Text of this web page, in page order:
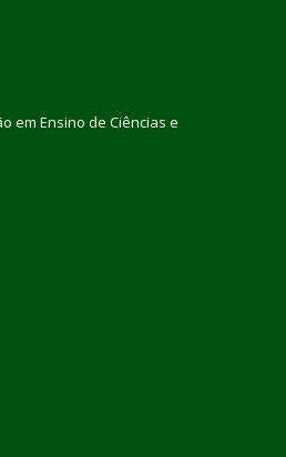
em Ensino de Ciências e